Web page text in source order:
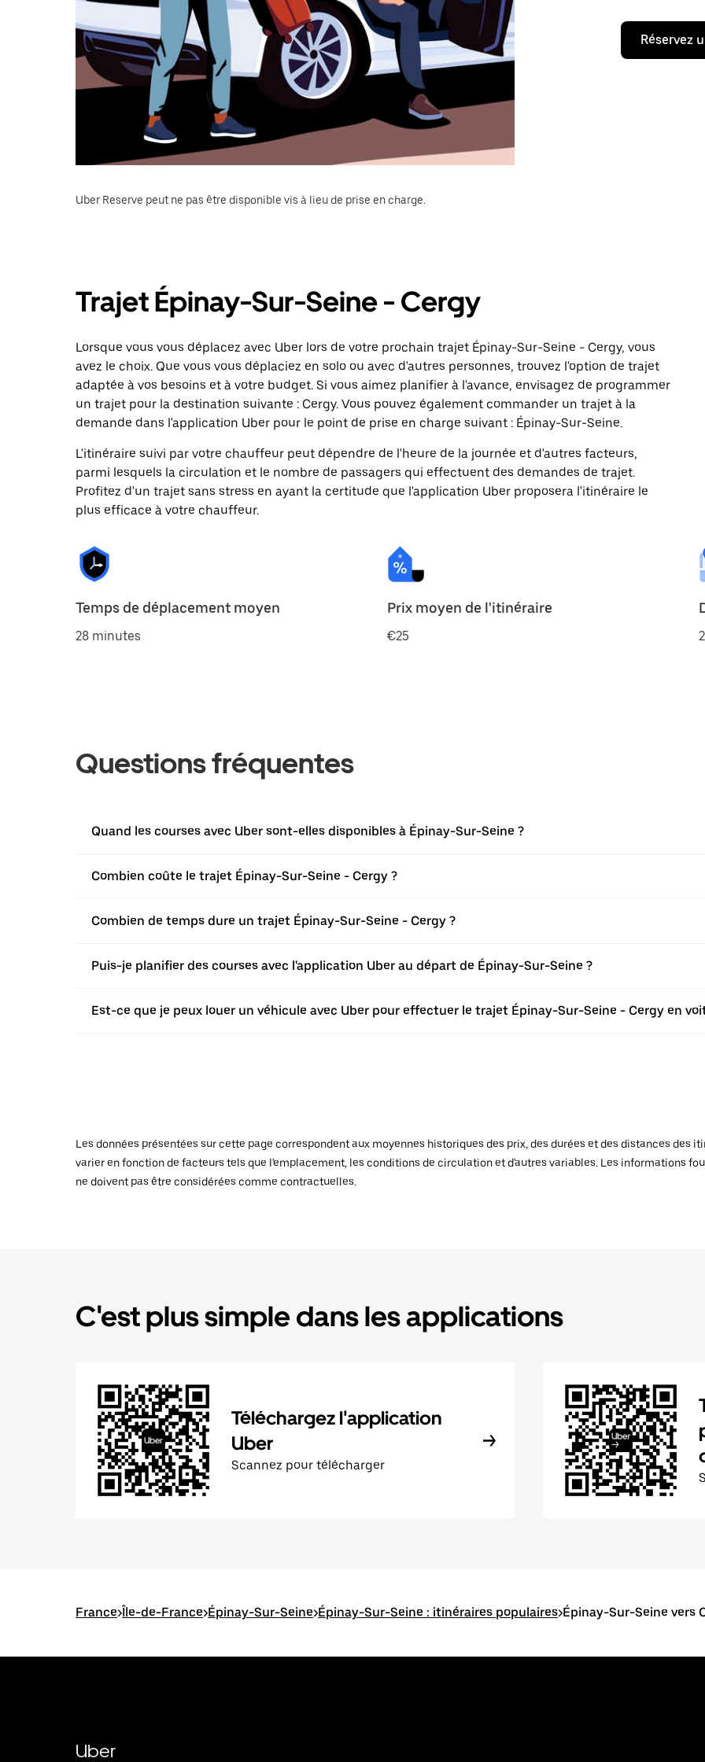
Réservez
Uber Reserve peut ne pas être disponible vis à lieu de prise en charge.
Trajet Épinay-Sur-Seine - Cergy
Lorsque vous vous déplacez avec Uber lors de votre prochain trajet Épinay-Sur-Seine - Cergy, vous
avez le choix. Que vous vous déplaciez en solo ou avec d'autres personnes, trouvez l'option de trajet
adaptée à vos besoins et à votre budget. Si vous aimez planifier à l'avance, envisagez de programmer
un trajet pour la destination suivante : Cergy. Vous pouvez également commander un trajet à la
demande dans l'application Uber pour le point de prise en charge suivant : Épinay-Sur-Seine.
L'itinéraire suivi par votre chauffeur peut dépendre de l'heure de la journée et d'autres facteurs,
parmi lesquels la circulation et le nombre de passagers qui effectuent des demandes de trajet.
Profitez d'un trajet sans stress en ayant la certitude que l'application Uber proposera l'itinéraire le
plus efficace à votre chauffeur.
Temps de déplacement moyen
28 minutes
Prix moyen de l'itinéraire
€25
Questions fréquentes
Quand les courses avec Uber sont-elles disponibles à Épinay-Sur-Seine ?
Combien coûte le trajet Épinay-Sur-Seine - Cergy ?
Combien de temps dure un trajet Épinay-Sur-Seine - Cergy ?
Puis-je planifier des courses avec l'application Uber au départ de Épinay-Sur-Seine ?
Est-ce que je peux louer un véhicule avec Uber pour effectuer le trajet Épinay-Sur-Seine - Cergy en
Les données présentées sur cette page correspondent aux moyennes historiques des prix, des durées et des distances des
varier en fonction de facteurs tels que l'emplacement, les conditions de circulation et d'autres variables. Les informations
ne doivent pas être considérées comme contractuelles.
C'est plus simple dans les applications
Téléchargez l'application
Uber
Scannez pour télécharger
France>Île-de-France>Épinay-Sur-Seine>Épinay-Sur-Seine : itinéraires populaires>Épinay-Sur-Seine vers
Uber